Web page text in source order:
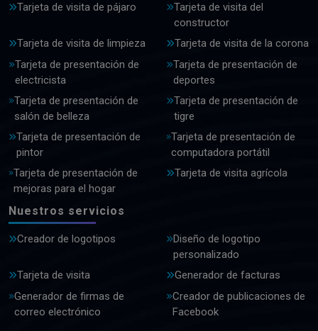
Tarjeta de visita de pájaro
Tarjeta de visita del
constructor
Tarjeta de visita de limpieza
Tarjeta de visita de la corona
Tarjeta de presentación de
electricista
Tarjeta de presentación de
deportes
Tarjeta de presentación de
salón de belleza
Tarjeta de presentación de
tigre
Tarjeta de presentación de
pintor
Tarjeta de presentación de
computadora portátil
Tarjeta de presentación de
mejoras para el hogar
Tarjeta de visita agrícola
Nuestros servicios
Creador de logotipos
Diseño de logotipo
personalizado
Tarjeta de visita
Generador de facturas
Generador de firmas de
correo electrónico
Creador de publicaciones de
Facebook